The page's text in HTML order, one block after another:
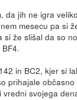
da jih ne igra
mesecu pa si
si že slišal da so
in BC2, kjer si
prihajale
svojega